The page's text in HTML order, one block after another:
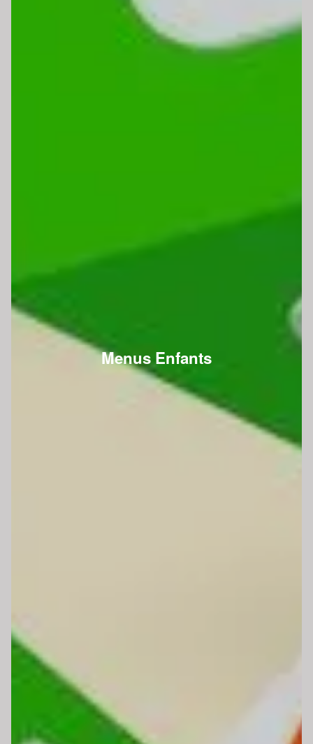
Menus Enfants